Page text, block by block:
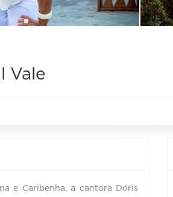
Vale
e Caribenha, a cantora Dóris